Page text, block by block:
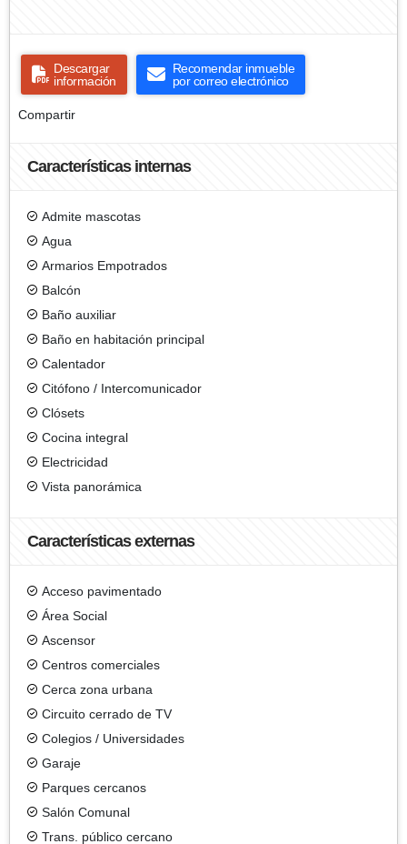
Descargar
información
Recomendar inmueble
por correo electrónico
Compartir
Características internas
Admite mascotas
Agua
Armarios Empotrados
Balcón
Baño auxiliar
Baño en habitación principal
Calentador
Citófono / Intercomunicador
Clósets
Cocina integral
Electricidad
Vista panorámica
Características externas
Acceso pavimentado
Área Social
Ascensor
Centros comerciales
Cerca zona urbana
Circuito cerrado de TV
Colegios / Universidades
Garaje
Parques cercanos
Salón Comunal
Trans. público cercano